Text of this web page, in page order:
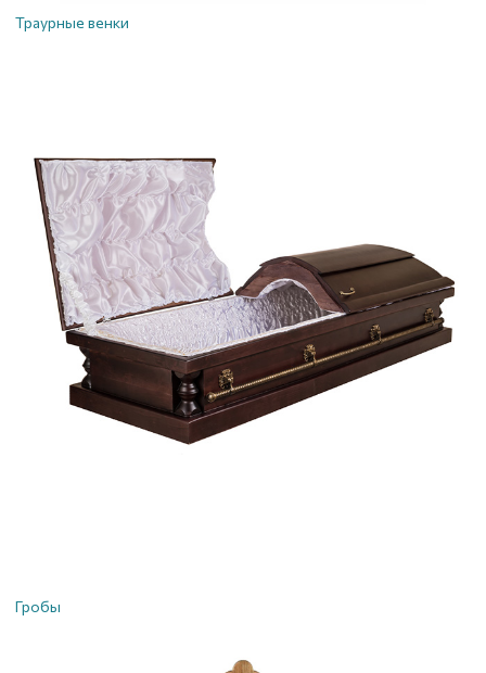
Траурные венки
Гробы